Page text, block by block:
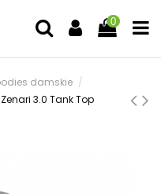
0
damskie
3.0 Tank Top